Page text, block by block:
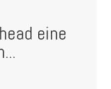
eine